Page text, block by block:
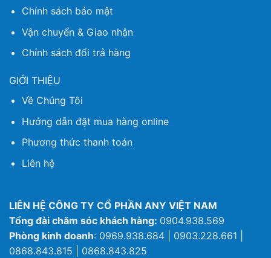
Chính sách bảo mật
Vận chuyển & Giao nhận
Chính sách đổi trả hàng
GIỚI THIỆU
Về Chúng Tôi
Hướng dẫn đặt mua hàng online
Phương thức thanh toán
Liên hệ
LIÊN HỆ CÔNG TY CỔ PHẦN ANY VIỆT NAM
Tổng đài chăm sóc khách hàng: 0904.938.569
Phòng kinh doanh: 0969.938.684 | 0903.228.661 |
0868.843.815 | 0868.843.825